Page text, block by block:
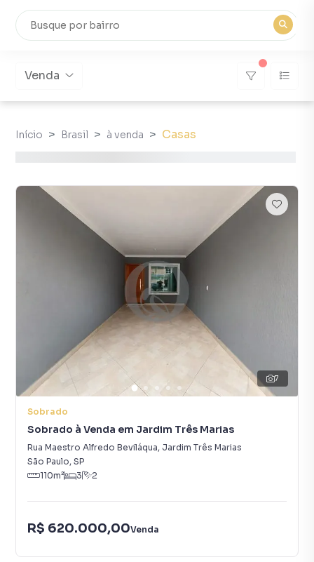
Venda
Início Brasil à venda Casas
7
Sobrado
Sobrado à Venda em Jardim Três Marias
Rua Maestro Alfredo Beviláqua, Jardim Três Marias
São Paulo, SP
110m² 3 2
R$ 620.000,00Venda